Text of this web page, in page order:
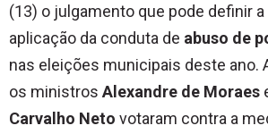
(13) o julgamento que pode definir a
aplicação da conduta de abuso de
nas eleições municipais deste ano.
os ministros Alexandre de Moraes
Carvalho Neto votaram contra a